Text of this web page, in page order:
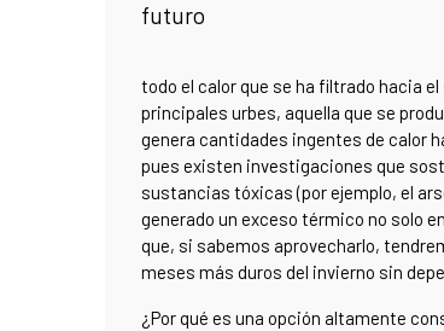
futuro
todo el calor que se ha filtrado hacia
principales urbes, aquella que se
genera cantidades ingentes de calor
pues existen investigaciones que
sustancias tóxicas (por ejemplo, el
generado un exceso térmico no solo
que, si sabemos aprovecharlo,
meses más duros del invierno sin
¿Por qué es una opción altamente